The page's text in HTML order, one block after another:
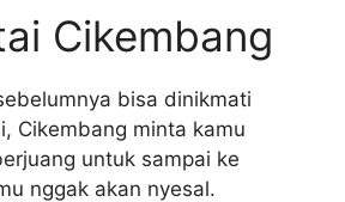
Cikembang
bisa dinikmati
Cikembang minta kamu
untuk sampai ke
nggak akan nyesal.